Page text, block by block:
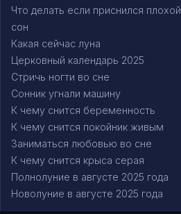
Что делать если приснился плохой
сон
Какая сейчас луна
Церковный календарь 2025
Стричь ногти во сне
Сонник угнали машину
К чему снится беременность
К чему снится покойник живым
Заниматься любовью во сне
К чему снится крыса серая
Полнолуние в августе 2025 года
Новолуние в августе 2025 года